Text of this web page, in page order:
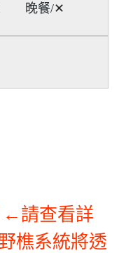
晚餐/✕
←請查看詳
樵系統將透